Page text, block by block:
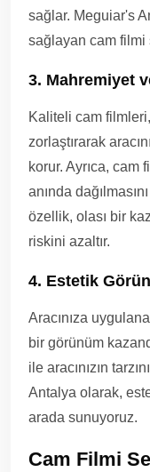
sağlar. Meguiar's
sağlayan cam
3. Mahremiyet
Kaliteli cam filmleri,
zorlaştırarak
korur. Ayrıca, cam
anında
özellik, olası bir
riskini azaltır.
4. Estetik
Aracınıza
bir görünüm
ile aracınızın
Antalya olarak,
arada sunuyoruz.
Cam Filmi